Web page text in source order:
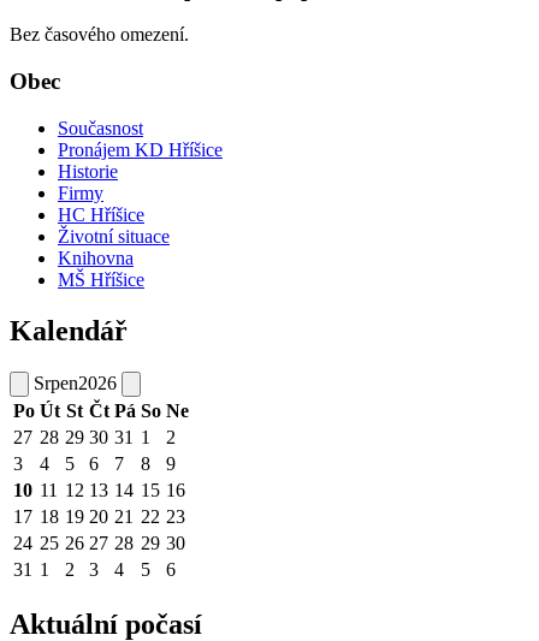
Bez časového omezení.
Obec
Současnost
Pronájem KD Hříšice
Historie
Firmy
HC Hříšice
Životní situace
Knihovna
MŠ Hříšice
Kalendář
Srpen2026
Po Út St Čt Pá So Ne
27 28 29 30 31 1
2
3
4 5 6 7 8
9
10 11 12 13 14 15 16
17 18 19 20 21 22 23
24 25 26 27 28 29 30
31 1 2 3 4 5 6
Aktuální počasí